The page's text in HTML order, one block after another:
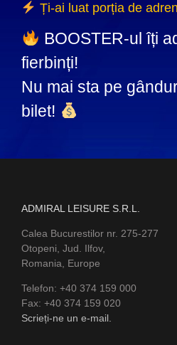
Ți-ai luat porția de
BOOSTER-ul îți
fierbinți!
Nu mai sta pe
bilet!
ADMIRAL LEISURE S.R.L.
Calea Bucurestilor nr. 275-277
Otopeni, Jud. Ilfov,
Romania, Europe
Telefon: +40 374 159 000
Fax: +40 374 159 020
Scrieți-ne un e-mail.